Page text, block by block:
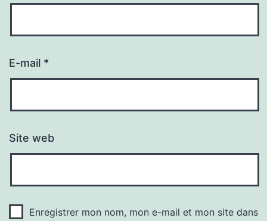
E-mail *
Site web
Enregistrer mon nom, mon e-mail et mon site dans